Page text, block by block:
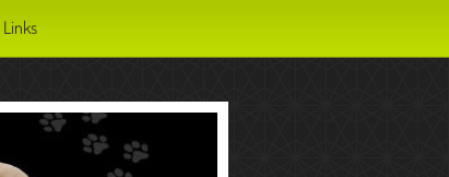
Links